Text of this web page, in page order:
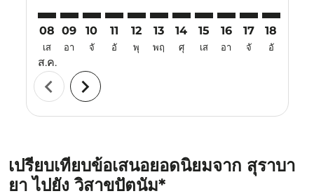
08
เส
ส.ค.
09
อา
10
จั
11
อั
12
พุ
13
พฤ
14
ศุ
15
เส
16
อา
17
จั
18
อั
chevron_left chevron_right
เปรียบเทียบข้อเสนอยอดนิยมจาก สุราบา
ยา ไปยัง วิสาขปัตนัม*